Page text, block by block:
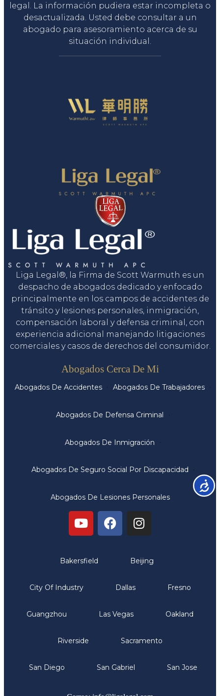
legal. La información pudiera estar incompleta o
desactualizada. Usted debe consultar a un
abogado para asesoramiento acerca de su
situación individual.
Liga Legal®, la Firma de Scott Warmuth es un
despacho de abogados dedicado y enfocado
principalmente en los campos de accidentes de
tránsito y lesiones personales, inmigración,
compensación laboral y defensa criminal, con
experiencia adicional manejando litigaciones
comerciales y casos de derechos del consumidor.
Abogados Cerca De Mi
Abogados De Accidentes Abogados De Trabajadores
Abogados De Defensa Criminal
Abogados De Inmigración
Abogados De Seguro Social Por Discapacidad
Abogados De Lesiones Personales
Bakersfield Beijing
City Of Industry Dallas Fresno
Guangzhou Las Vegas Oakland
Riverside Sacramento
San Diego San Gabriel San Jose